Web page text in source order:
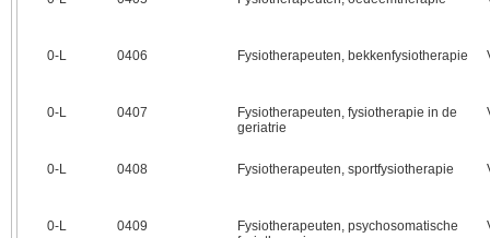
0‑L 0406 Fysiotherapeuten, bekkenfysiotherapie
0‑L 0407
Fysiotherapeuten, fysiotherapie in de
geriatrie
0‑L 0408 Fysiotherapeuten, sportfysiotherapie
0‑L 0409
Fysiotherapeuten, psychosomatische